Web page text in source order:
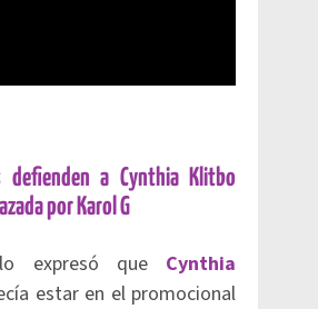
defienden a Cynthia Klitbo
por Karol G
expresó que Cynthia
estar en el promocional